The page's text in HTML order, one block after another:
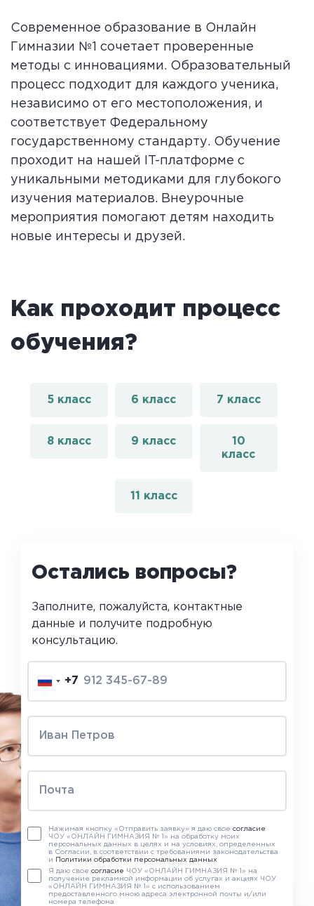
Современное образование в Онлайн
Гимназии №1 сочетает проверенные
методы с инновациями. Образовательный
процесс подходит для каждого ученика,
независимо от его местоположения, и
соответствует Федеральному
государственному стандарту. Обучение
проходит на нашей IT-платформе с
уникальными методиками для глубокого
изучения материалов. Внеурочные
мероприятия помогают детям находить
новые интересы и друзей.
Как проходит процесс
обучения?
5 класс 6 класс 7 класс
8 класс 9 класс
10
класс
11 класс
Остались вопросы?
Заполните, пожалуйста, контактные
данные и получите подробную
консультацию.
+7
Нажимая кнопку «Отправить заявку» я даю свое согласие
ЧОУ «ОНЛАЙН ГИМНАЗИЯ № 1» на обработку моих
персональных данных в целях и на условиях, определенных
в Согласии, в соответствии с требованиями законодательства
и
Политики обработки персональных данных
Я даю свое согласие ЧОУ «ОНЛАЙН ГИМНАЗИЯ № 1» на
получение рекламной информации об услугах и акциях ЧОУ
«ОНЛАЙН ГИМНАЗИЯ № 1» с использованием
предоставленного мною адреса электронной почты и/или
номера телефона